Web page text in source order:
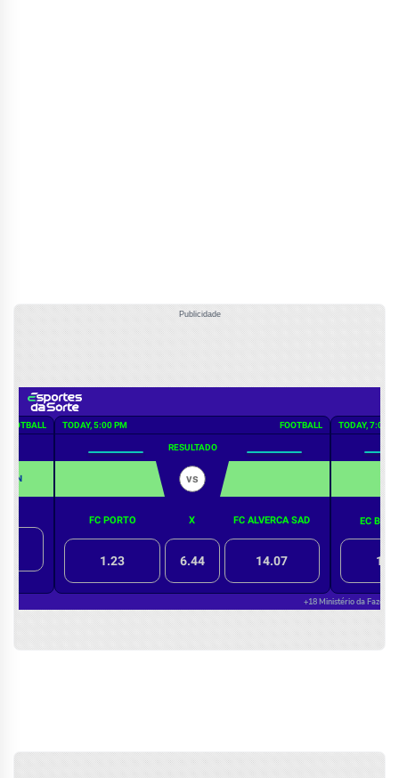
Publicidade